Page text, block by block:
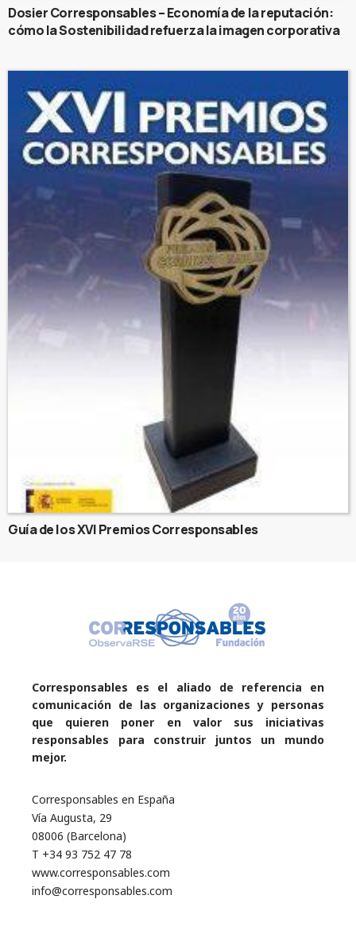
Dosier Corresponsables – Economía de la reputación:
cómo la Sostenibilidad refuerza la imagen corporativa
Guía de los XVI Premios Corresponsables
Corresponsables es el aliado de referencia en
comunicación de las organizaciones y personas
que quieren poner en valor sus iniciativas
responsables para construir juntos un mundo
mejor.
Corresponsables en España
Vía Augusta, 29
08006 (Barcelona)
T +34 93 752 47 78
www.corresponsables.com
info@corresponsables.com